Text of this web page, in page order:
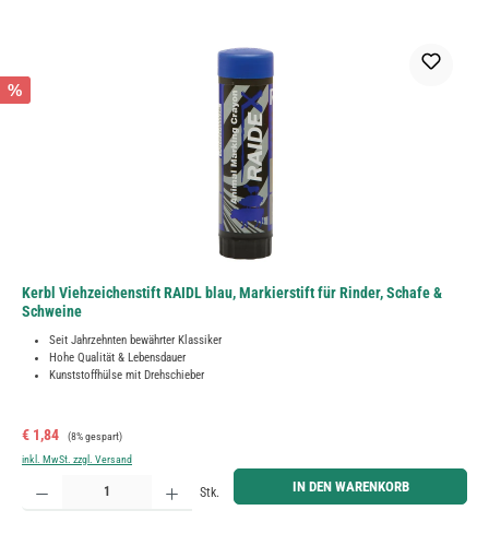
%
Kerbl Viehzeichenstift RAIDL blau, Markierstift für Rinder, Schafe &
Schweine
Seit Jahrzehnten bewährter Klassiker
Hohe Qualität & Lebensdauer
Kunststoffhülse mit Drehschieber
Verkaufspreis:
€ 1,84 Regulärer Preis:
(8% gespart)
inkl. MwSt. zzgl. Versand
Produkt Anzahl: Gib den gewünschten Wert ein oder benutze die Schaltflächen um die Anzahl zu
Stk. IN DEN WARENKORB